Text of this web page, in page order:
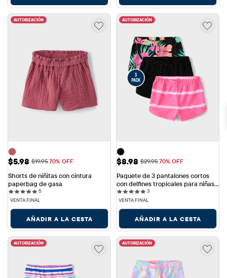
AUTORIZACIÓN
Precio de venta: $5.98
$5.98 Precio original: $19.95
$19.9570% OFF
Shorts de niñitas con cintura
paperbag de gasa
55 reviews
VENTA FINAL
AÑADIR A LA CESTA
AUTORIZACIÓN
Precio de venta: $8.98
$8.98 Precio original: $29.95
$29.9570% OFF
Paquete de 3 pantalones cortos
con delfines tropicales para niñas
pequeñas 33 reviews
VENTA FINAL
AÑADIR A LA CESTA
AUTORIZACIÓN AUTORIZACIÓN